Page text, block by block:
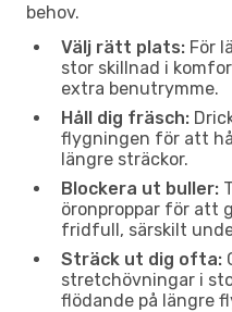
behov.
Välj rätt plats: För
stor skillnad i
extra benutrymme.
Håll dig fräsch:
flygningen för att
längre sträckor.
Blockera ut buller:
öronproppar för att
fridfull, särskilt
Sträck ut dig ofta:
stretchövningar i
flödande på längre